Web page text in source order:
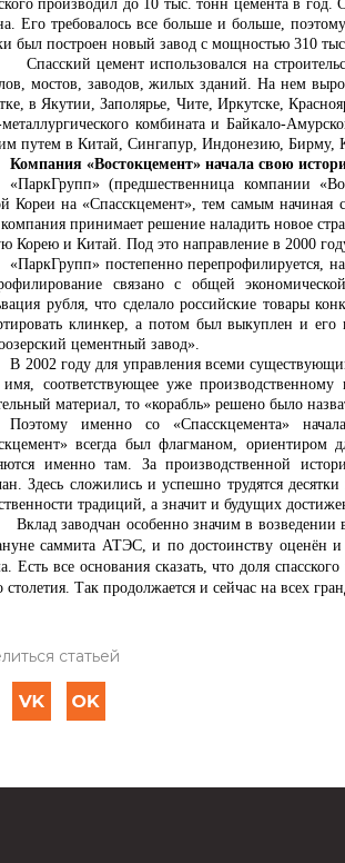
производил до 10 тыс. тонн цемента в год.
Его требовалось все больше и больше,
был построен новый завод с мощностью 310
цемент использовался на
мостов, заводов, жилых зданий. На нем
в Якутии, Заполярье, Чите, Иркутске,
комбината и Байкало-
путем в Китай, Сингапур, Индонезию, Бирму,
Компания «Востокцемент» начала свою
«ПаркГрупп» (предшественница компании
на «Спасскцемент», тем самым начиная
принимает решение наладить новое
и Китай. Под это направление в 2000
«ПаркГрупп» постепенно перепрофилируется,
связано с общей
рубля, что сделало российские товары
клинкер, а потом был выкуплен и
цементный завод».
В 2002 году для управления всеми
имя, соответствующее уже
материал, то «корабль» решено было
Поэтому именно со «Спасскцемента»
всегда был флагманом, ориентиром
именно там. За производственной
Здесь сложились и успешно трудятся
традиций, а значит и будущих
заводчан особенно значим в возведении
саммита АТЭС, и по достоинству оценён и
Есть все основания сказать, что доля
столетия. Так продолжается и сейчас на всех
статьей